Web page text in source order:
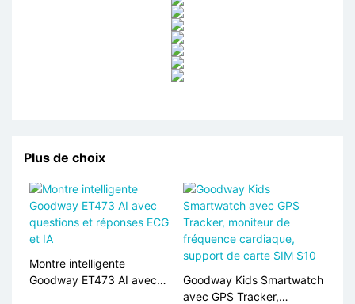
Plus de choix
Montre intelligente
Goodway ET473 AI avec
Goodway Kids Smartwatch
avec GPS Tracker,